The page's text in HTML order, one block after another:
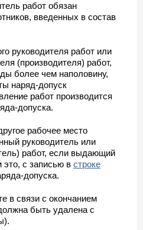
работ обязан
введенных в состав
руководителя работ или
(производителя) работ,
более чем наполовину,
наряд-допуск
работ производится
допуска.
рабочее место
руководитель или
работ, если выдающий
это, с записью в строке
допуска.
в связи с окончанием
быть удалена с